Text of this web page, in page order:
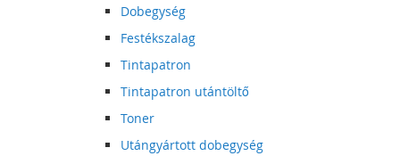
Dobegység
Festékszalag
Tintapatron
Tintapatron utántöltő
Toner
Utángyártott dobegység